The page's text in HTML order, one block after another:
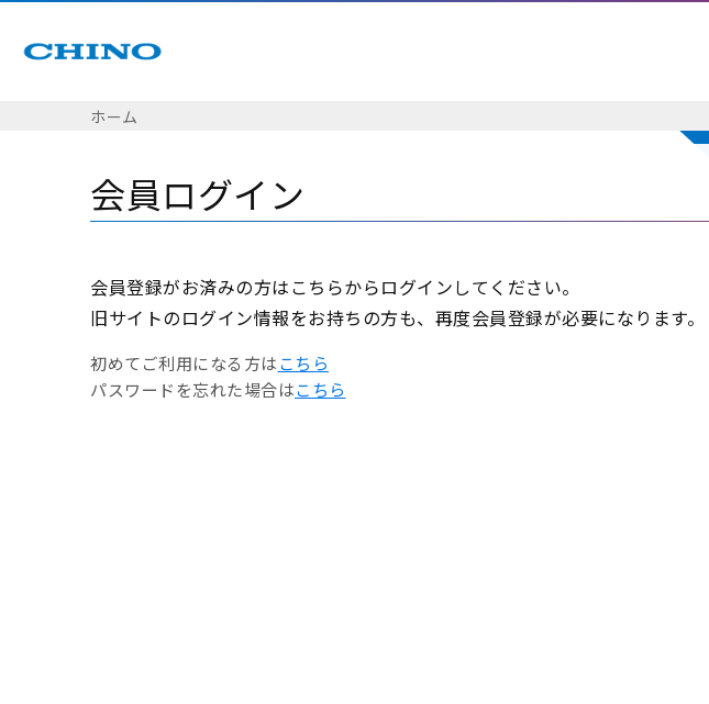
ホーム
会員ログイン
会員登録がお済みの方はこちらからログインしてください。
旧サイトのログイン情報をお持ちの方も、再度会員登録が必要になります。
初めてご利用になる方はこちら
パスワードを忘れた場合はこちら